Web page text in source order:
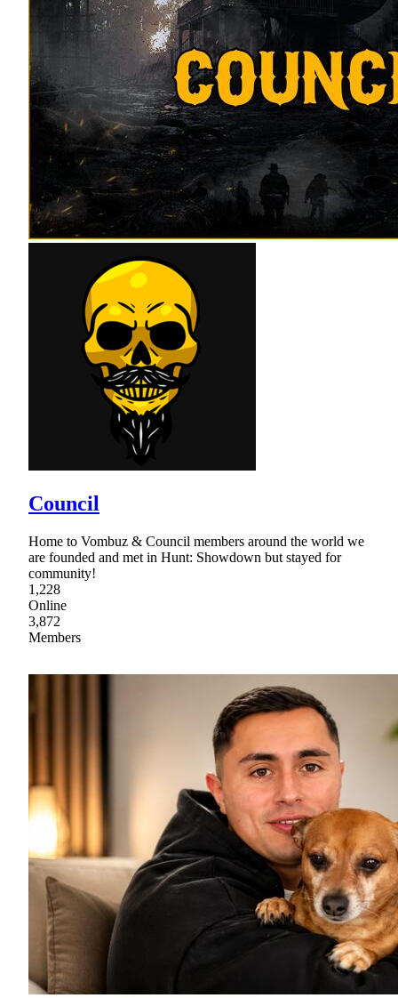
Council
Home to Vombuz & Council members around the world we
are founded and met in Hunt: Showdown but stayed for
community!
1,228
Online
3,872
Members